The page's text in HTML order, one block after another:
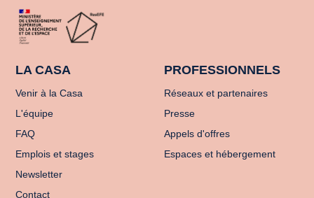
LA CASA
Venir à la Casa
L'équipe
FAQ
Emplois et stages
Newsletter
Contact
PROFESSIONNELS
Réseaux et partenaires
Presse
Appels d'offres
Espaces et hébergement